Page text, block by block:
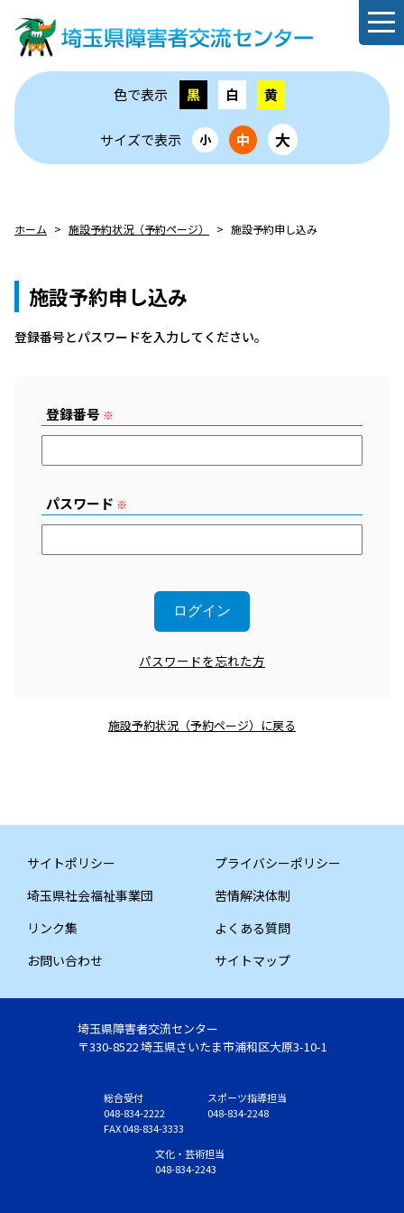
色で表示 黒 白 黄
サイズで表示 小 中 大
ホーム 施設予約状況（予約ページ） 施設予約申し込み
施設予約申し込み
登録番号とパスワードを⼊⼒してください。
登録番号 ※
パスワード ※
パスワードを忘れた方
施設予約状況（予約ページ）に戻る
サイトポリシー
プライバシーポリシー
埼玉県社会福祉事業団
苦情解決体制
リンク集
よくある質問
お問い合わせ
サイトマップ
埼玉県障害者交流センター
〒330-8522 埼玉県さいたま市浦和区大原3-10-1
総合受付
048-834-2222
FAX 048-834-3333
スポーツ指導担当
048-834-2248
文化・芸術担当
048-834-2243